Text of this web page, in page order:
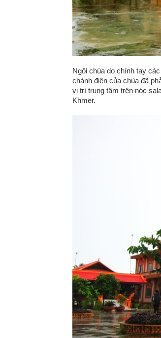
Ngôi chùa do chính tay
chánh điện của chùa đã
vị trí trung tâm trên nóc
Khmer.